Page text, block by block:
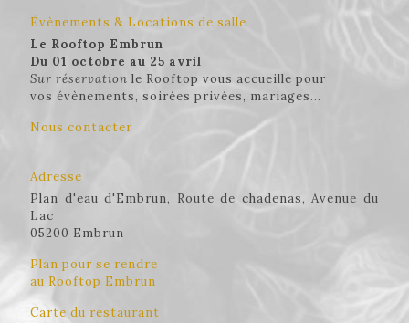
Évènements & Locations de salle
Le Rooftop Embrun
Du 01 octobre au 25 avril
Sur réservation le Rooftop vous accueille pour
vos évènements, soirées privées, mariages...
Nous contacter
Adresse
Plan d'eau d'Embrun, Route de chadenas, Avenue du
Lac
05200 Embrun
Plan pour se rendre
au Rooftop Embrun
Carte du restaurant